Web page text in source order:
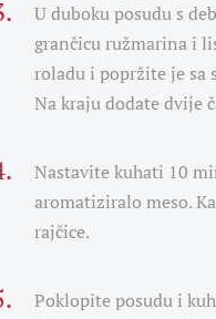
U duboku posudu s
grančicu ružmarina i
roladu i popržite je sa
Na kraju dodate dvije
Nastavite kuhati 10
aromatiziralo meso.
rajčice.
Poklopite posudu i